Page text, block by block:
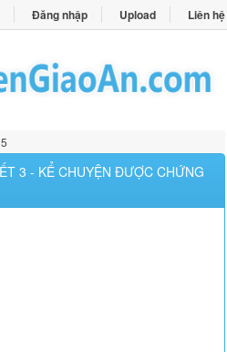
Đăng nhập Upload Liên hệ
3 - KỂ CHUYỆN ĐƯỢC CHỨNG